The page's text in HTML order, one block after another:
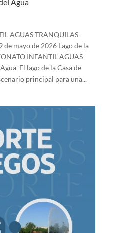
Agua
AGUAS TRANQUILAS
mayo de 2026 Lago de la
INFANTIL AGUAS
El lago de la Casa de
principal para una...